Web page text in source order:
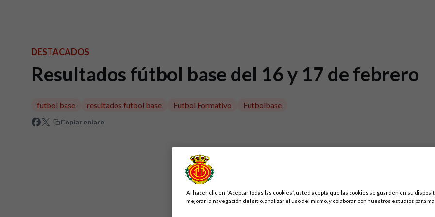
DESTACADOS
Resultados fútbol base del 16 y 17 de febrero
futbol base resultados futbol base Futbol Formativo Futbolbase
Copiar enlace
Al hacer clic en “Aceptar todas las cookies”, usted acepta que las cookies se guarden en su
mejorar la navegación del sitio, analizar el uso del mismo, y colaborar con nuestros estudios para